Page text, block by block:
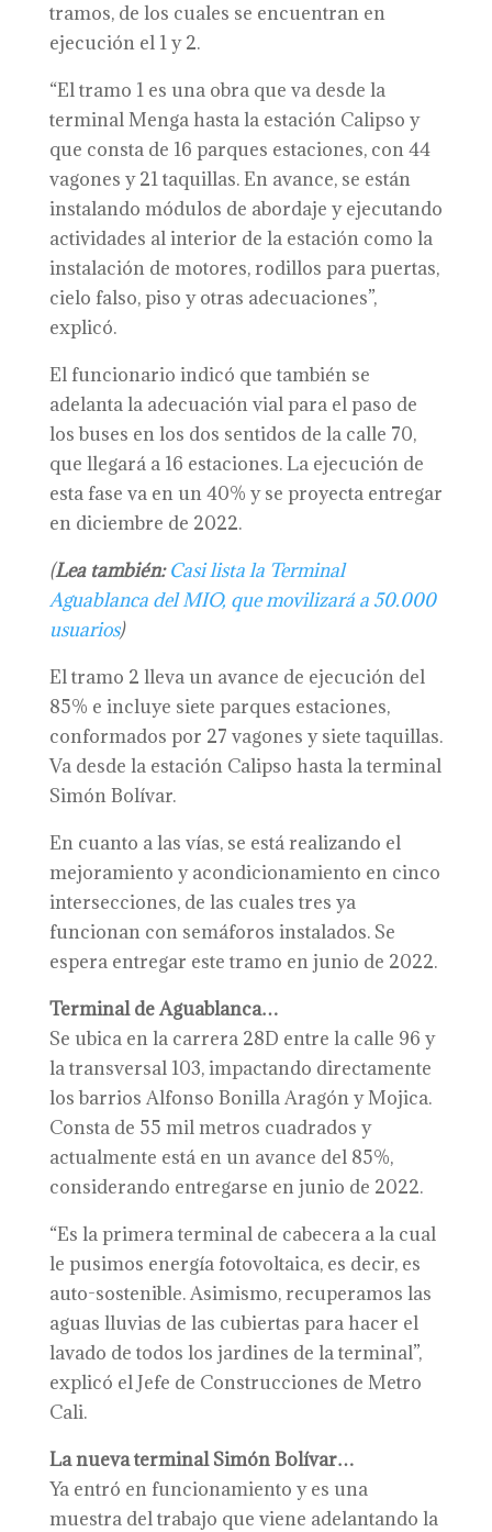
tramos, de los cuales se encuentran en
ejecución el 1 y 2.
“El tramo 1 es una obra que va desde la
terminal Menga hasta la estación Calipso y
que consta de 16 parques estaciones, con 44
vagones y 21 taquillas. En avance, se están
instalando módulos de abordaje y ejecutando
actividades al interior de la estación como la
instalación de motores, rodillos para puertas,
cielo falso, piso y otras adecuaciones”,
explicó.
El funcionario indicó que también se
adelanta la adecuación vial para el paso de
los buses en los dos sentidos de la calle 70,
que llegará a 16 estaciones. La ejecución de
esta fase va en un 40% y se proyecta entregar
en diciembre de 2022.
(Lea también: Casi lista la Terminal
Aguablanca del MIO, que movilizará a 50.000
usuarios)
El tramo 2 lleva un avance de ejecución del
85% e incluye siete parques estaciones,
conformados por 27 vagones y siete taquillas.
Va desde la estación Calipso hasta la terminal
Simón Bolívar.
En cuanto a las vías, se está realizando el
mejoramiento y acondicionamiento en cinco
intersecciones, de las cuales tres ya
funcionan con semáforos instalados. Se
espera entregar este tramo en junio de 2022.
Terminal de Aguablanca…
Se ubica en la carrera 28D entre la calle 96 y
la transversal 103, impactando directamente
los barrios Alfonso Bonilla Aragón y Mojica.
Consta de 55 mil metros cuadrados y
actualmente está en un avance del 85%,
considerando entregarse en junio de 2022.
“Es la primera terminal de cabecera a la cual
le pusimos energía fotovoltaica, es decir, es
auto-sostenible. Asimismo, recuperamos las
aguas lluvias de las cubiertas para hacer el
lavado de todos los jardines de la terminal”,
explicó el Jefe de Construcciones de Metro
Cali.
La nueva terminal Simón Bolívar…
Ya entró en funcionamiento y es una
muestra del trabajo que viene adelantando la